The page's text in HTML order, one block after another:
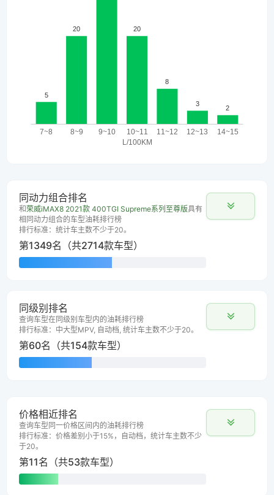
同动力组合排名
和荣威iMAX8 2021款 400TGI Supreme系列至尊版具有
相同动力组合的车型油耗排行榜
排行标准：统计车主数不少于20。
第1349名（共2714款车型）
同级别排名
查询车型在同级别车型内的油耗排行榜
排行标准：中大型MPV, 自动档, 统计车主数不少于20。
第60名（共154款车型）
价格相近排名
查询车型同一价格区间内的油耗排行榜
排行标准：价格差别小于15%，自动档，统计车主数不少
于20。
第11名（共53款车型）